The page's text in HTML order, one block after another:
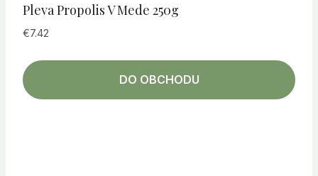
Pleva Propolis V Mede 250g
€7.42
DO OBCHODU